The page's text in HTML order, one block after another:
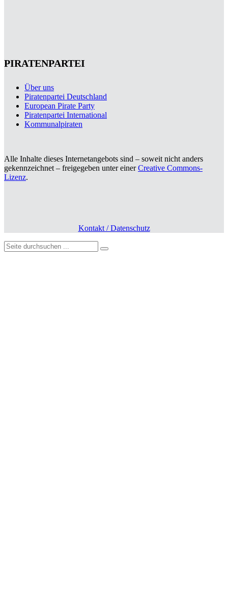
PIRATENPARTEI
Über uns
Piratenpartei Deutschland
European Pirate Party
Piratenpartei International
Kommunalpiraten
Alle Inhalte dieses Internetangebots sind – soweit nicht anders
gekennzeichnet – freigegeben unter einerCreative Commons-
Lizenz.
Kontakt / Datenschutz